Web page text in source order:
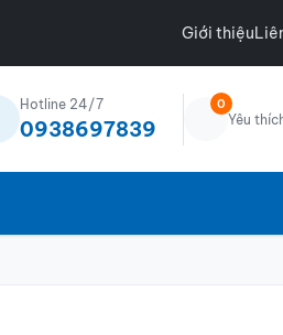
Giới thiệu
Hotline 24/7
0938697839
0
Yêu